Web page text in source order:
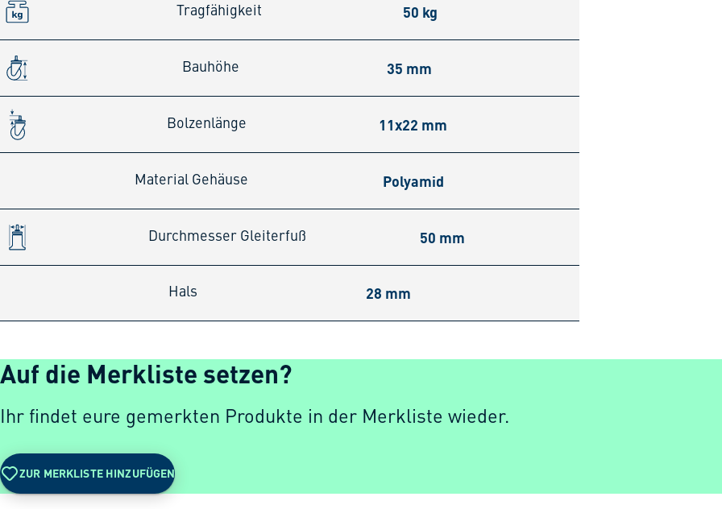
Tragfähigkeit 50 kg
Bauhöhe 35 mm
Bolzenlänge 11x22 mm
Material Gehäuse Polyamid
Durchmesser Gleiterfuß 50 mm
Hals 28 mm
Auf die Merkliste setzen?
Ihr findet eure gemerkten Produkte in der Merkliste wieder.
ZUR MERKLISTE HINZUFÜGEN